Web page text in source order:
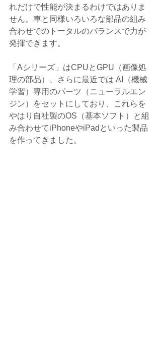
れだけで性能が決まるわけではありま
せん。車と同様いろいろな部品の組み
合わせでのトータルのバランスで力が
発揮できます。
「Aシリーズ」はCPUとGPU（画像処
理の部品）、さらに最近では AI（機械
学習）専用のパーツ（ニューラルエン
ジン）をセットにしており、これらを
やはり自社製のOS（基本ソフト）と組
み合わせてiPhoneやiPadといった製品
を作ってきました。